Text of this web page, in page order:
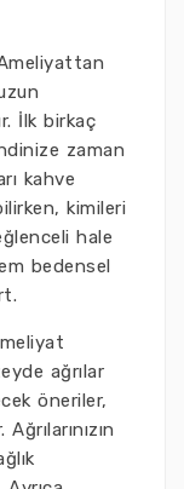
İlk birkaç
zaman
kahve
kimileri
hale
bedensel
ağrılar
öneriler,